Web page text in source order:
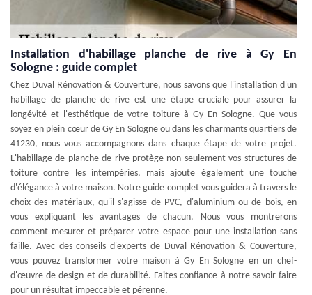
Installation d'habillage planche de rive à Gy En
Sologne : guide complet
Chez Duval Rénovation & Couverture, nous savons que l'installation d'un
habillage de planche de rive est une étape cruciale pour assurer la
longévité et l'esthétique de votre toiture à Gy En Sologne. Que vous
soyez en plein cœur de Gy En Sologne ou dans les charmants quartiers de
41230, nous vous accompagnons dans chaque étape de votre projet.
L'habillage de planche de rive protège non seulement vos structures de
toiture contre les intempéries, mais ajoute également une touche
d'élégance à votre maison. Notre guide complet vous guidera à travers le
choix des matériaux, qu'il s'agisse de PVC, d'aluminium ou de bois, en
vous expliquant les avantages de chacun. Nous vous montrerons
comment mesurer et préparer votre espace pour une installation sans
faille. Avec des conseils d'experts de Duval Rénovation & Couverture,
vous pouvez transformer votre maison à Gy En Sologne en un chef-
d'œuvre de design et de durabilité. Faites confiance à notre savoir-faire
pour un résultat impeccable et pérenne.